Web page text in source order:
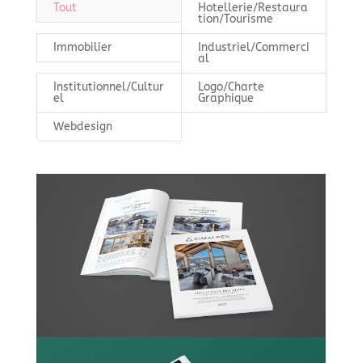
Tout
Hotellerie/Restaura
tion/Tourisme
Immobilier
Industriel/Commerci
al
Institutionnel/Cultur
el
Logo/Charte
Graphique
Webdesign